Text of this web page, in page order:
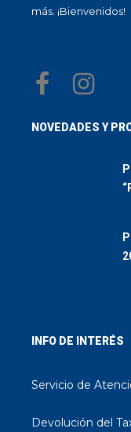
más. ¡Bienvenidos!
NOVEDADES Y
INFO DE INTERÉS
Servicio de
Devolución del